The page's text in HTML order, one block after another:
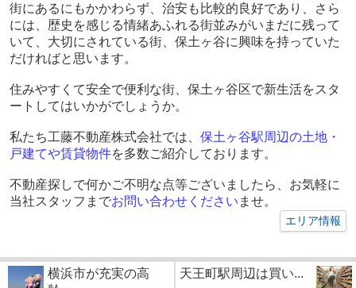
街にあるにもかかわらず、治安も比較的良好であり、さら
には、歴史を感じる情緒あふれる街並みがいまだに残って
いて、大切にされている街、保土ヶ谷に興味を持っていた
だければと思います。
住みやすくて安全で便利な街、保土ヶ谷区で新生活をスタ
ートしてはいかがでしょうか。
私たち工藤不動産株式会社では、 保土ヶ谷駅周辺の土地・
戸建てや賃貸物件を多数ご紹介しております。
不動産探しで何かご不明な点等ございましたら、お気軽に
当社スタッフまでお問い合わせください ませ。
エリア情報
横浜市が充実の高
天王町駅周辺は買い...